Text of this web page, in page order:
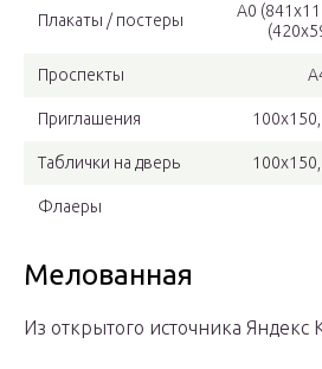
Плакаты / постеры
А0
Проспекты
Приглашения
Таблички на дверь
Флаеры
Мелованная
Из открытого источника Яндекс